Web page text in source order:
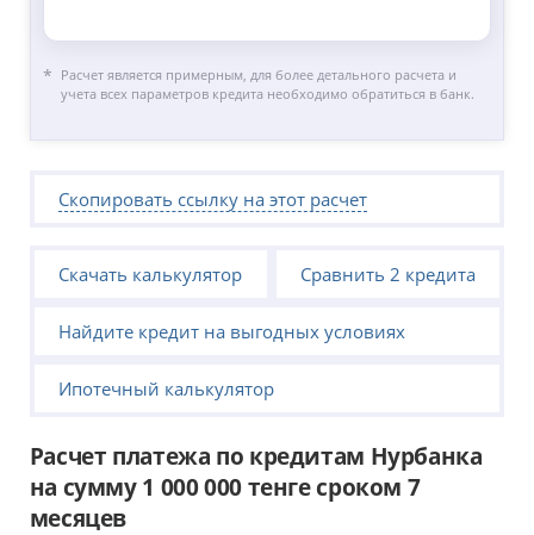
Расчет является примерным, для более детального расчета и
учета всех параметров кредита необходимо обратиться в банк.
Скопировать ссылку на этот расчет
Скачать калькулятор Сравнить 2 кредита
Найдите кредит на выгодных условиях
Ипотечный калькулятор
Расчет платежа по кредитам Нурбанка
на сумму 1 000 000 тенге сроком 7
месяцев